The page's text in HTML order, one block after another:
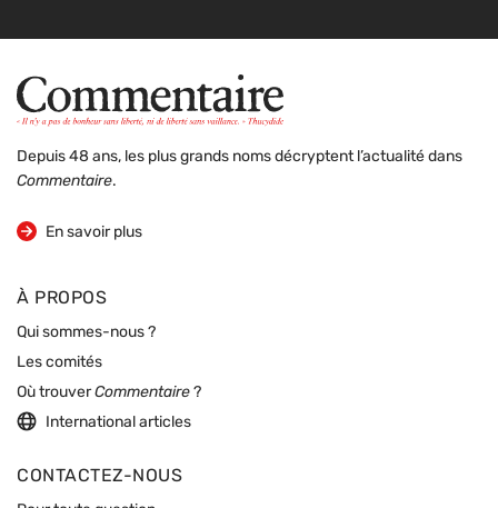
Depuis 48 ans, les plus grands noms décryptent l’actualité dans
Commentaire.
En savoir plus
sur la revue
À PROPOS
Qui sommes-nous ?
Les comités
Où trouverCommentaire ?
International articles
CONTACTEZ-NOUS